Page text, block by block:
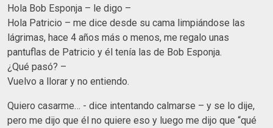
Hola Bob Esponja – le digo –
Hola Patricio – me dice desde su cama limpiándose las
lágrimas, hace 4 años más o menos, me regalo unas
pantuflas de Patricio y él tenía las de Bob Esponja.
¿Qué pasó? –
Vuelvo a llorar y no entiendo.
Quiero casarme… - dice intentando calmarse – y se lo dije,
pero me dijo que él no quiere eso y luego me dijo que “qué